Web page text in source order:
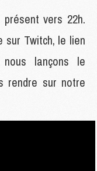
vers 22h.
sur Twitch, le lien
lançons le
rendre sur notre